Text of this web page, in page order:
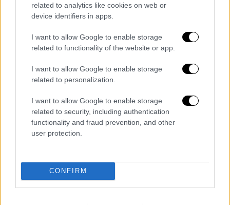
related to analytics like cookies on web or
device identifiers in apps.
I want to allow Google to enable storage
related to functionality of the website or app.
I want to allow Google to enable storage
related to personalization.
I want to allow Google to enable storage
related to security, including authentication
functionality and fraud prevention, and other
user protection.
CONFIRM
Όσον αφορά τους σεισμούς που
ταρακούνησαν την Εύβοια εκτίμησε ότι
«Κατά πάσα πιθανότηταο κίνδυνος έχει
ι, το φαινόμενο είναι σε αποδρομή»,
προσθέτοντας πως «μπορεί να έχουμε
δονήσεις το επόμενο διάστημα που όμως
δεν πρόκειται να προκαλέσουν κανένα
πρόβλημα στους κατοίκους».
ΟΛΕΣ ΟΙ ΕΙΔΗΣΕΙΣ
το νομοσχέδιο του υπουργείου Υγείας -
Τι αλλάζει για πολίτες και γιατρούς
Με διάφορα καταπιάνονται οι υπουργοί